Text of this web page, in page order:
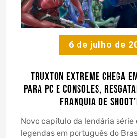
6 de julho de
Truxton Extreme chega
para PC e consoles,
franquia de
Novo capítulo da lendária série
legendas em português do